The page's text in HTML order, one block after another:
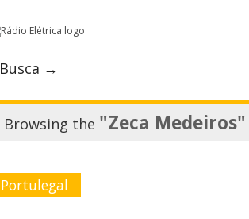
Busca →
Browsing the "Zeca Medeiros"
Portulegal